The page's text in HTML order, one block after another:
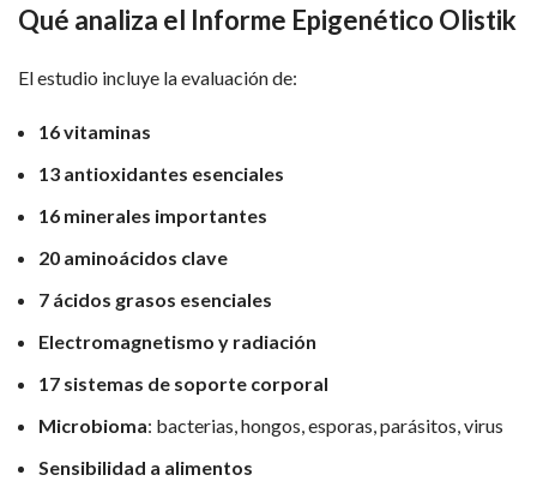
Qué analiza el Informe Epigenético Olistik
El estudio incluye la evaluación de:
16 vitaminas
13 antioxidantes esenciales
16 minerales importantes
20 aminoácidos clave
7 ácidos grasos esenciales
Electromagnetismo y radiación
17 sistemas de soporte corporal
Microbioma: bacterias, hongos, esporas, parásitos, virus
Sensibilidad a alimentos